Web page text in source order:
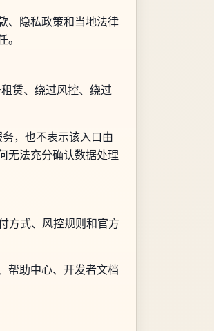
、隐私政策和当地法律
。
赁、绕过风控、绕过
务，也不表示该入口由
无法充分确认数据处理
方式、风控规则和官方
帮助中心、开发者文档